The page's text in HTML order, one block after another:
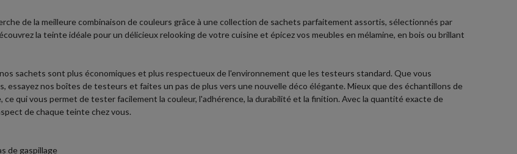
de la meilleure combinaison de couleurs grâce à une collection de sachets parfaitement assortis, sélectionnés par
la teinte idéale pour un délicieux relooking de votre cuisine et épicez vos meubles en mélamine, en bois ou brillant
sachets sont plus économiques et plus respectueux de l'environnement que les testeurs standard. Que vous
nos boîtes de testeurs et faites un pas de plus vers une nouvelle déco élégante. Mieux que des échantillons de
qui vous permet de tester facilement la couleur, l'adhérence, la durabilité et la finition. Avec la quantité exacte de
de chaque teinte chez vous.
de gaspillage